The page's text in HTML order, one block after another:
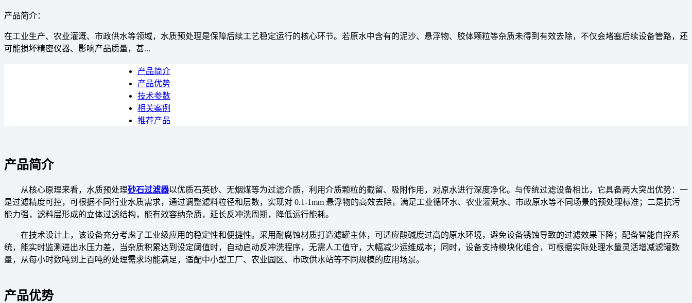
产品简介：
在工业生产、农业灌溉、市政供水等领域，水质预处理是保障后续工艺稳定运行的核心环节。若原水中含有的泥沙、悬浮物、胶体颗粒等杂质未得到有效去除，不仅会堵塞后续设备管路，还
可能损坏精密仪器、影响产品质量，甚...
产品简介
产品优势
技术参数
相关案例
推荐产品
产品简介
从核心原理来看，水质预处理砂石过滤器以优质石英砂、无烟煤等为过滤介质，利用介质颗粒的截留、吸附作用，对原水进行深度净化。与传统过滤设备相比，它具备两大突出优势：一
是过滤精度可控，可根据不同行业水质需求，通过调整滤料粒径和层数，实现对 0.1-1mm 悬浮物的高效去除，满足工业循环水、农业灌溉水、市政原水等不同场景的预处理标准；二是抗污
能力强，滤料层形成的立体过滤结构，能有效容纳杂质，延长反冲洗周期，降低运行能耗。
在技术设计上，该设备充分考虑了工业级应用的稳定性和便捷性。采用耐腐蚀材质打造滤罐主体，可适应酸碱度过高的原水环境，避免设备锈蚀导致的过滤效果下降；配备智能自控系
统，能实时监测进出水压力差，当杂质积累达到设定阈值时，自动启动反冲洗程序，无需人工值守，大幅减少运维成本；同时，设备支持模块化组合，可根据实际处理水量灵活增减滤罐数
量，从每小时数吨到上百吨的处理需求均能满足，适配中小型工厂、农业园区、市政供水站等不同规模的应用场景。
产品优势